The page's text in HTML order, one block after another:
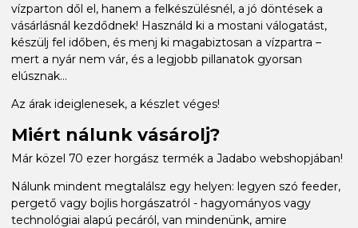
vízparton dől el, hanem a felkészülésnél, a jó döntések a
vásárlásnál kezdődnek! Használd ki a mostani válogatást,
készülj fel időben, és menj ki magabiztosan a vízpartra –
mert a nyár nem vár, és a legjobb pillanatok gyorsan
elúsznak...
Az árak ideiglenesek, a készlet véges!
Miért nálunk vásárolj?
Már közel 70 ezer horgász termék a Jadabo webshopjában!
Nálunk mindent megtalálsz egy helyen: legyen szó feeder,
pergető vagy bojlis horgászatról - hagyományos vagy
technológiai alapú pecáról, van mindenünk, amire